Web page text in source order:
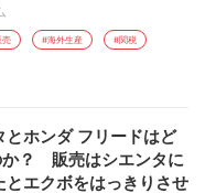
売 #海外生産 #関税
ホンダ フリードはど
か？ 販売はシエンタに
エクボをはっきりさせ